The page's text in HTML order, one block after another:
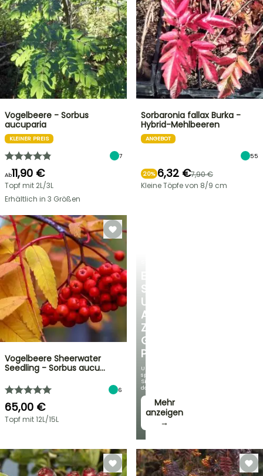
SIE
UNSERE
AUSWAHL
ZU
GÜNSTIGEN
PREISEN
Und
sparen
Sie
dabei!
Mehr
anzeigen
→
Vogelbeere - Sorbus
aucuparia
KLEINER PREIS
7
Ab11,90 €
Topf mit 2L/3L
Erhältlich in 3 Größen
Sorbaronia fallax Burka -
Hybrid-Mehlbeeren
ANGEBOT
55
20% 6,32 €7,90 €
Kleine Töpfe von 8/9 cm
Vogelbeere Sheerwater
Seedling - Sorbus aucu…
6
65,00 €
Topf mit 12L/15L